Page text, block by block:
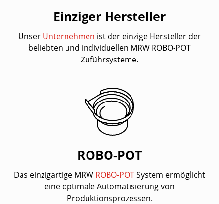
Einziger Hersteller
Unser Unternehmen ist der einzige Hersteller der
beliebten und individuellen MRW ROBO-POT
Zuführsysteme.
ROBO-POT
Das einzigartige MRW ROBO-POTSystem ermöglicht
eine optimale Automatisierung von
Produktionsprozessen.